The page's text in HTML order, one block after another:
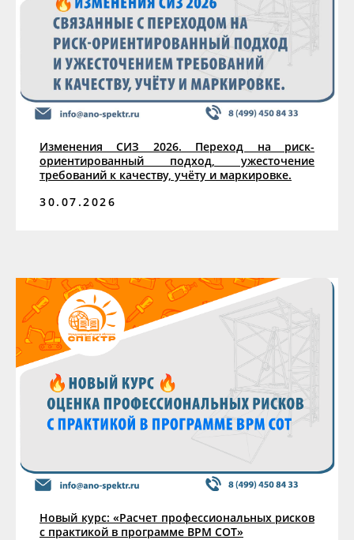
Изменения СИЗ 2026. Переход на риск-
ориентированный подход, ужесточение
требований к качеству, учёту и маркировке.
30.07.2026
Новый курс: «Расчет профессиональных рисков
с практикой в программе ВРМ СОТ»